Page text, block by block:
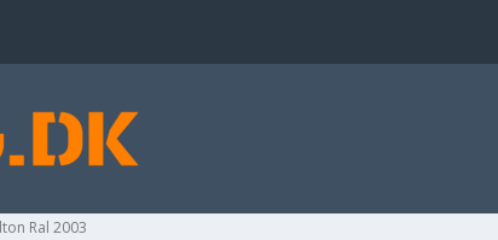
Ral 2003